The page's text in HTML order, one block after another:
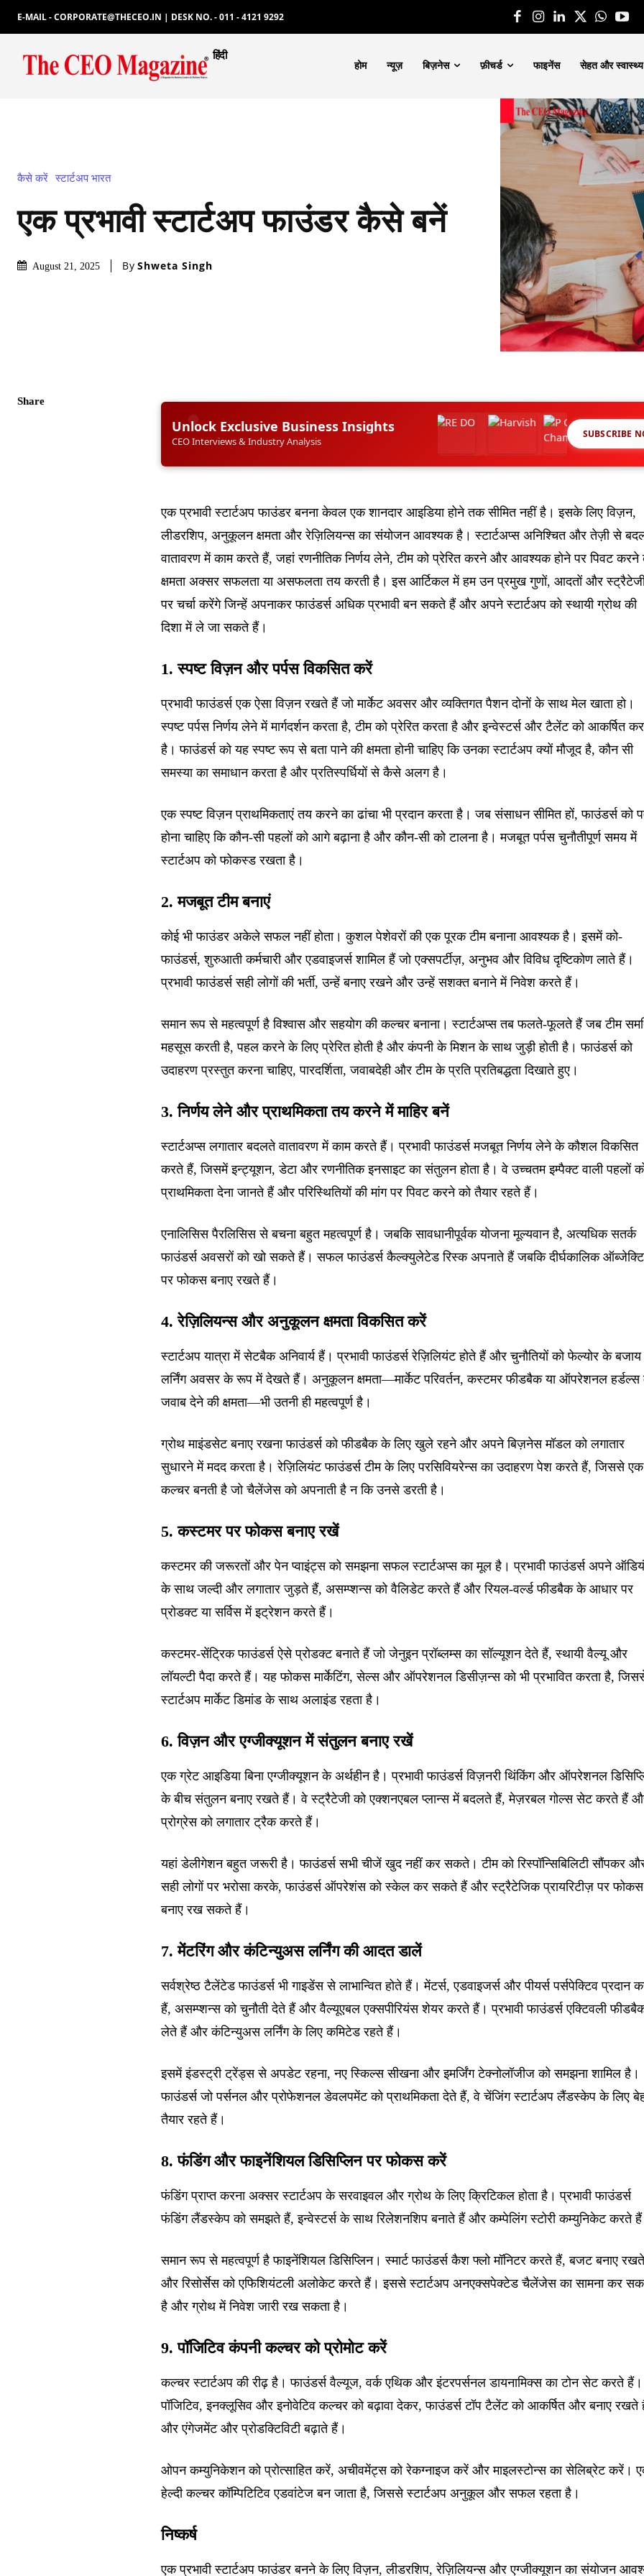
E-MAIL - CORPORATE@THECEO.IN | DESK NO. - 011 - 4121 9292
हिंदी
होम न्यूज़ बिज़नेस फ़ीचर्ड फाइनेंस सेहत और स्वास्थ्य
कैसे करें स्टार्टअप भारत
एक प्रभावी स्टार्टअप फाउंडर कैसे बनें
August 21, 2025 By Shweta Singh
Share
Unlock Exclusive Business Insights
CEO Interviews & Industry Analysis
SUBSCRIBE
एक प्रभावी स्टार्टअप फाउंडर बनना केवल एक शानदार आइडिया होने तक सीमित नहीं है। इसके लिए विज़न,
लीडरशिप, अनुकूलन क्षमता और रेज़िलियन्स का संयोजन आवश्यक है। स्टार्टअप्स अनिश्चित और तेज़ी से
वातावरण में काम करते हैं, जहां रणनीतिक निर्णय लेने, टीम को प्रेरित करने और आवश्यक होने पर पिवट करने
क्षमता अक्सर सफलता या असफलता तय करती है। इस आर्टिकल में हम उन प्रमुख गुणों, आदतों और
पर चर्चा करेंगे जिन्हें अपनाकर फाउंडर्स अधिक प्रभावी बन सकते हैं और अपने स्टार्टअप को स्थायी ग्रोथ की
दिशा में ले जा सकते हैं।
1. स्पष्ट विज़न और पर्पस विकसित करें
प्रभावी फाउंडर्स एक ऐसा विज़न रखते हैं जो मार्केट अवसर और व्यक्तिगत पैशन दोनों के साथ मेल खाता हो।
स्पष्ट पर्पस निर्णय लेने में मार्गदर्शन करता है, टीम को प्रेरित करता है और इन्वेस्टर्स और टैलेंट को आकर्षित
है। फाउंडर्स को यह स्पष्ट रूप से बता पाने की क्षमता होनी चाहिए कि उनका स्टार्टअप क्यों मौजूद है, कौन सी
समस्या का समाधान करता है और प्रतिस्पर्धियों से कैसे अलग है।
एक स्पष्ट विज़न प्राथमिकताएं तय करने का ढांचा भी प्रदान करता है। जब संसाधन सीमित हों, फाउंडर्स को
होना चाहिए कि कौन-सी पहलों को आगे बढ़ाना है और कौन-सी को टालना है। मजबूत पर्पस चुनौतीपूर्ण समय में
स्टार्टअप को फोकस्ड रखता है।
2. मजबूत टीम बनाएं
कोई भी फाउंडर अकेले सफल नहीं होता। कुशल पेशेवरों की एक पूरक टीम बनाना आवश्यक है। इसमें को-
फाउंडर्स, शुरुआती कर्मचारी और एडवाइजर्स शामिल हैं जो एक्सपर्टीज़, अनुभव और विविध दृष्टिकोण लाते हैं।
प्रभावी फाउंडर्स सही लोगों की भर्ती, उन्हें बनाए रखने और उन्हें सशक्त बनाने में निवेश करते हैं।
समान रूप से महत्वपूर्ण है विश्वास और सहयोग की कल्चर बनाना। स्टार्टअप्स तब फलते-फूलते हैं जब टीम
महसूस करती है, पहल करने के लिए प्रेरित होती है और कंपनी के मिशन के साथ जुड़ी होती है। फाउंडर्स को
उदाहरण प्रस्तुत करना चाहिए, पारदर्शिता, जवाबदेही और टीम के प्रति प्रतिबद्धता दिखाते हुए।
3. निर्णय लेने और प्राथमिकता तय करने में माहिर बनें
स्टार्टअप्स लगातार बदलते वातावरण में काम करते हैं। प्रभावी फाउंडर्स मजबूत निर्णय लेने के कौशल विकसित
करते हैं, जिसमें इन्ट्यूशन, डेटा और रणनीतिक इनसाइट का संतुलन होता है। वे उच्चतम इम्पैक्ट वाली पहलों
प्राथमिकता देना जानते हैं और परिस्थितियों की मांग पर पिवट करने को तैयार रहते हैं।
एनालिसिस पैरलिसिस से बचना बहुत महत्वपूर्ण है। जबकि सावधानीपूर्वक योजना मूल्यवान है, अत्यधिक सतर्क
फाउंडर्स अवसरों को खो सकते हैं। सफल फाउंडर्स कैल्क्युलेटेड रिस्क अपनाते हैं जबकि दीर्घकालिक
पर फोकस बनाए रखते हैं।
4. रेज़िलियन्स और अनुकूलन क्षमता विकसित करें
स्टार्टअप यात्रा में सेटबैक अनिवार्य हैं। प्रभावी फाउंडर्स रेज़िलियंट होते हैं और चुनौतियों को फेल्योर के बजाय
लर्निंग अवसर के रूप में देखते हैं। अनुकूलन क्षमता—मार्केट परिवर्तन, कस्टमर फीडबैक या ऑपरेशनल हर्डल्स
जवाब देने की क्षमता—भी उतनी ही महत्वपूर्ण है।
ग्रोथ माइंडसेट बनाए रखना फाउंडर्स को फीडबैक के लिए खुले रहने और अपने बिज़नेस मॉडल को लगातार
सुधारने में मदद करता है। रेज़िलियंट फाउंडर्स टीम के लिए परसिवियरेन्स का उदाहरण पेश करते हैं, जिससे एक
कल्चर बनती है जो चैलेंजेस को अपनाती है न कि उनसे डरती है।
5. कस्टमर पर फोकस बनाए रखें
कस्टमर की जरूरतों और पेन प्वाइंट्स को समझना सफल स्टार्टअप्स का मूल है। प्रभावी फाउंडर्स अपने
के साथ जल्दी और लगातार जुड़ते हैं, असम्प्शन्स को वैलिडेट करते हैं और रियल-वर्ल्ड फीडबैक के आधार पर
प्रोडक्ट या सर्विस में इट्रेशन करते हैं।
कस्टमर-सेंट्रिक फाउंडर्स ऐसे प्रोडक्ट बनाते हैं जो जेनुइन प्रॉब्लम्स का सॉल्यूशन देते हैं, स्थायी वैल्यू और
लॉयल्टी पैदा करते हैं। यह फोकस मार्केटिंग, सेल्स और ऑपरेशनल डिसीज़न्स को भी प्रभावित करता है,
स्टार्टअप मार्केट डिमांड के साथ अलाइंड रहता है।
6. विज़न और एग्जीक्यूशन में संतुलन बनाए रखें
एक ग्रेट आइडिया बिना एग्जीक्यूशन के अर्थहीन है। प्रभावी फाउंडर्स विज़नरी थिंकिंग और ऑपरेशनल
के बीच संतुलन बनाए रखते हैं। वे स्ट्रैटेजी को एक्शनएबल प्लान्स में बदलते हैं, मेज़रबल गोल्स सेट करते हैं
प्रोग्रेस को लगातार ट्रैक करते हैं।
यहां डेलीगेशन बहुत जरूरी है। फाउंडर्स सभी चीजें खुद नहीं कर सकते। टीम को रिस्पॉन्सिबिलिटी सौंपकर
सही लोगों पर भरोसा करके, फाउंडर्स ऑपरेशंस को स्केल कर सकते हैं और स्ट्रैटेजिक प्रायरिटीज़ पर फोकस
बनाए रख सकते हैं।
7. मेंटरिंग और कंटिन्युअस लर्निंग की आदत डालें
सर्वश्रेष्ठ टैलेंटेड फाउंडर्स भी गाइडेंस से लाभान्वित होते हैं। मेंटर्स, एडवाइजर्स और पीयर्स पर्सपेक्टिव प्रदान
हैं, असम्प्शन्स को चुनौती देते हैं और वैल्यूएबल एक्सपीरियंस शेयर करते हैं। प्रभावी फाउंडर्स एक्टिवली
लेते हैं और कंटिन्युअस लर्निंग के लिए कमिटेड रहते हैं।
इसमें इंडस्ट्री ट्रेंड्स से अपडेट रहना, नए स्किल्स सीखना और इमर्जिंग टेक्नोलॉजीज को समझना शामिल है।
फाउंडर्स जो पर्सनल और प्रोफेशनल डेवलपमेंट को प्राथमिकता देते हैं, वे चेंजिंग स्टार्टअप लैंडस्केप के लिए
तैयार रहते हैं।
8. फंडिंग और फाइनेंशियल डिसिप्लिन पर फोकस करें
फंडिंग प्राप्त करना अक्सर स्टार्टअप के सरवाइवल और ग्रोथ के लिए क्रिटिकल होता है। प्रभावी फाउंडर्स
फंडिंग लैंडस्केप को समझते हैं, इन्वेस्टर्स के साथ रिलेशनशिप बनाते हैं और कम्पेलिंग स्टोरी कम्युनिकेट करते
समान रूप से महत्वपूर्ण है फाइनेंशियल डिसिप्लिन। स्मार्ट फाउंडर्स कैश फ्लो मॉनिटर करते हैं, बजट बनाए
और रिसोर्सेस को एफिशियंटली अलोकेट करते हैं। इससे स्टार्टअप अनएक्सपेक्टेड चैलेंजेस का सामना कर
है और ग्रोथ में निवेश जारी रख सकता है।
9. पॉजिटिव कंपनी कल्चर को प्रोमोट करें
कल्चर स्टार्टअप की रीढ़ है। फाउंडर्स वैल्यूज, वर्क एथिक और इंटरपर्सनल डायनामिक्स का टोन सेट करते हैं।
पॉजिटिव, इनक्लूसिव और इनोवेटिव कल्चर को बढ़ावा देकर, फाउंडर्स टॉप टैलेंट को आकर्षित और बनाए रखते
और एंगेजमेंट और प्रोडक्टिविटी बढ़ाते हैं।
ओपन कम्युनिकेशन को प्रोत्साहित करें, अचीवमेंट्स को रेकग्नाइज करें और माइलस्टोन्स का सेलिब्रेट करें।
हेल्दी कल्चर कॉम्पिटिटिव एडवांटेज बन जाता है, जिससे स्टार्टअप अनुकूल और सफल रहता है।
निष्कर्ष
एक प्रभावी स्टार्टअप फाउंडर बनने के लिए विज़न, लीडरशिप, रेज़िलियन्स और एग्जीक्यूशन का संयोजन